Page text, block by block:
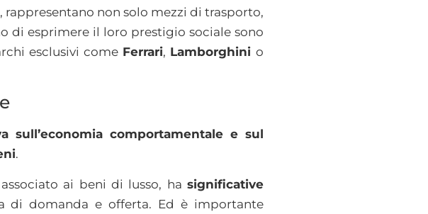
non solo mezzi di trasporto,
di esprimere il loro prestigio sociale sono
esclusivi come Ferrari, Lamborghinio
sull’economia comportamentale e sul
.
ai beni di lusso, ha significative
di domanda e offerta. Ed è importante